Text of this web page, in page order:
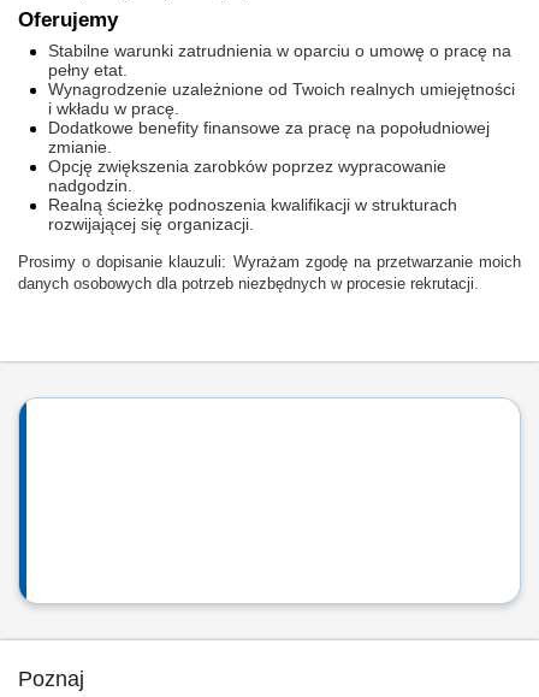
Oferujemy
Stabilne warunki zatrudnienia w oparciu o umowę o pracę na
pełny etat.
Wynagrodzenie uzależnione od Twoich realnych umiejętności
i wkładu w pracę.
Dodatkowe benefity finansowe za pracę na popołudniowej
zmianie.
Opcję zwiększenia zarobków poprzez wypracowanie
nadgodzin.
Realną ścieżkę podnoszenia kwalifikacji w strukturach
rozwijającej się organizacji.
Prosimy o dopisanie klauzuli: Wyrażam zgodę na przetwarzanie moich
danych osobowych dla potrzeb niezbędnych w procesie rekrutacji.
Poznaj